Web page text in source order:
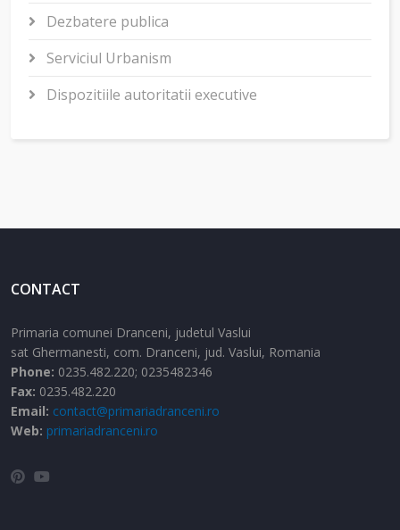
Dezbatere publica
Serviciul Urbanism
Dispozitiile autoritatii executive
CONTACT
Primaria comunei Dranceni, judetul Vaslui
sat Ghermanesti, com. Dranceni, jud. Vaslui, Romania
Phone: 0235.482.220; 0235482346
Fax: 0235.482.220
Email: contact@primariadranceni.ro
Web: primariadranceni.ro